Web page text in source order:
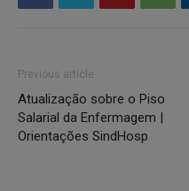
Previous article
Atualização sobre o Piso
Salarial da Enfermagem |
Orientações SindHosp